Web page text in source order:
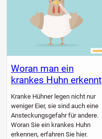
Woran man ein
krankes Huhn erkennt
Kranke Hühner legen nicht nur
weniger Eier, sie sind auch eine
Ansteckungsgefahr für andere.
Woran Sie ein krankes Huhn
erkennen, erfahren Sie hier.